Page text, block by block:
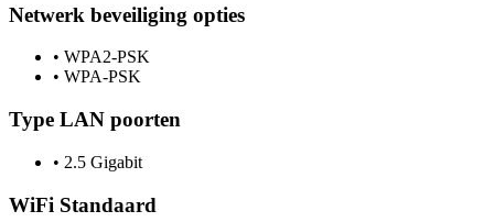
Netwerk beveiliging opties
• WPA2-PSK
• WPA-PSK
Type LAN poorten
• 2.5 Gigabit
WiFi Standaard